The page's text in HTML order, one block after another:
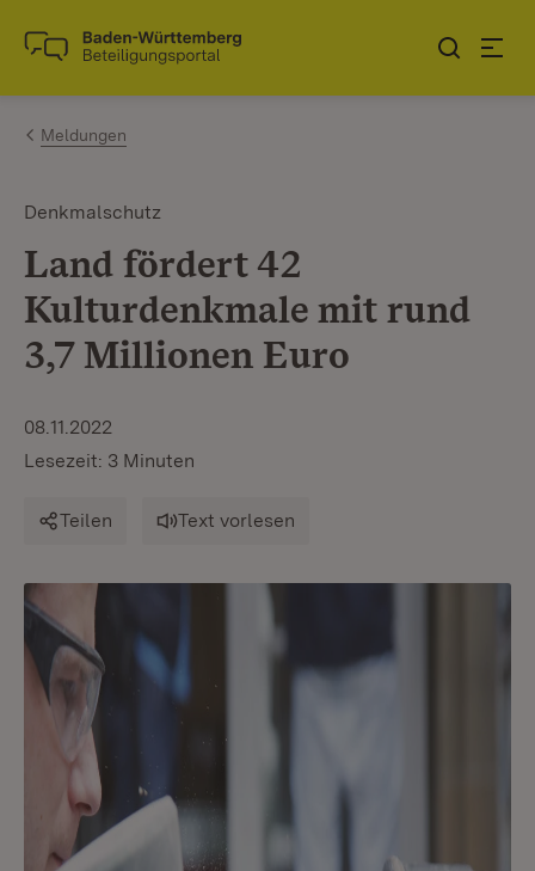
Zum Inhalt springen
Link zur Startseite
Meldungen
Denkmalschutz
Land fördert 42
Kulturdenkmale mit rund
3,7 Millionen Euro
08.11.2022
Lesezeit: 3 Minuten
Teilen Text vorlesen